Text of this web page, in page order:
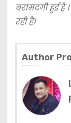
बरामदगी हुई है
रही है।
Author